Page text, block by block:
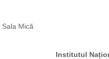
Sala Mică
Institutul